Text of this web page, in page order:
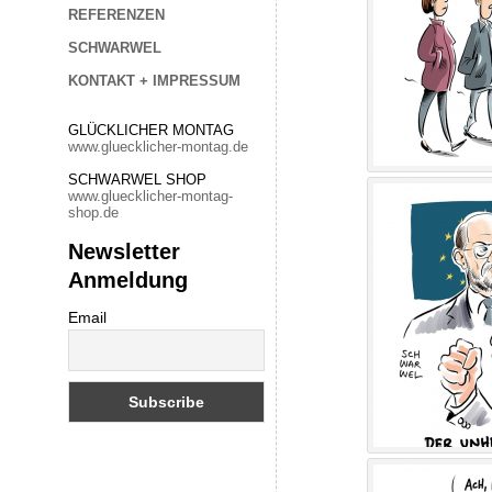
REFERENZEN
SCHWARWEL
KONTAKT + IMPRESSUM
GLÜCKLICHER MONTAG
www.gluecklicher-montag.de
SCHWARWEL SHOP
www.gluecklicher-montag-
shop.de
Newsletter
Anmeldung
Email